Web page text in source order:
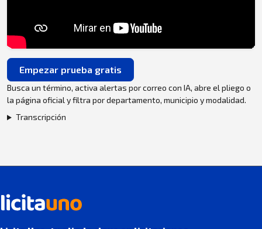
Empezar prueba gratis
Busca un término, activa alertas por correo con IA, abre el pliego o
la página oficial y filtra por departamento, municipio y modalidad.
Transcripción